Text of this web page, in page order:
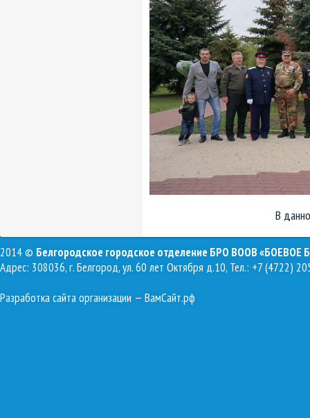
В
2014 © Белгородское городское отделение БРО ВООВ «БОЕВОЕ
Адрес: 308036, г. Белгород, ул. 60 лет Октября д.10, Тел.: +7 (4722)
Разработка сайта организации — ВамСайт.рф